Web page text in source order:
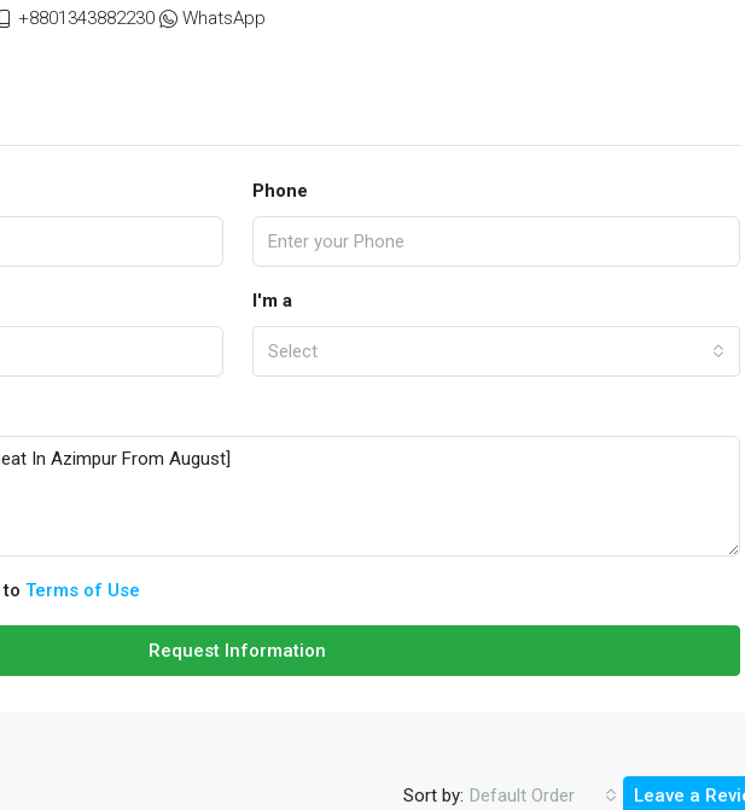
+8801343882230 WhatsApp
Phone
I'm a
Select
Terms of Use
Request Information
Sort by: Default Order Leave a